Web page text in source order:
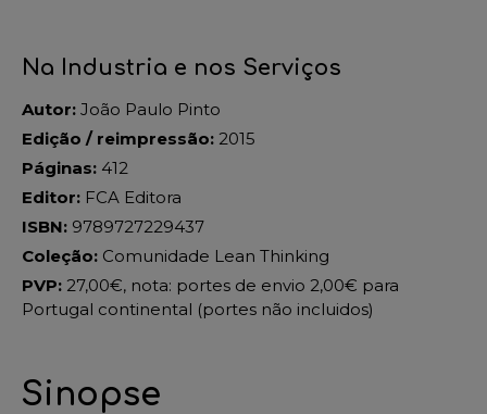
Na Industria e nos Serviços
Autor: João Paulo Pinto
Edição / reimpressão: 2015
Páginas: 412
Editor: FCA Editora
ISBN: 9789727229437
Coleção: Comunidade Lean Thinking
PVP: 27,00€, nota: portes de envio 2,00€ para
Portugal continental (portes não incluidos)
Sinopse